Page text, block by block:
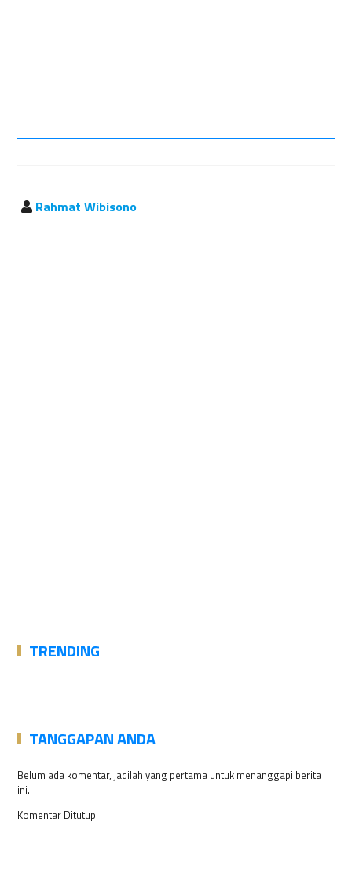
Rahmat Wibisono
TRENDING
TANGGAPAN ANDA
Belum ada komentar, jadilah yang pertama untuk menanggapi berita
ini.
Komentar Ditutup.